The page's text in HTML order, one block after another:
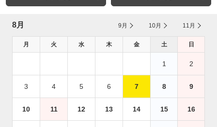
8月 9月 10月 11月
月 火 水 木 金 土 日
1 2
3 4 5 6 7 8 9
10 11 12 13 14 15 16